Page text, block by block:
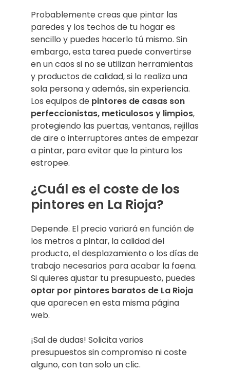
Probablemente creas que pintar las
paredes y los techos de tu hogar es
sencillo y puedes hacerlo tú mismo. Sin
embargo, esta tarea puede convertirse
en un caos si no se utilizan herramientas
y productos de calidad, si lo realiza una
sola persona y además, sin experiencia.
Los equipos de pintores de casas son
perfeccionistas, meticulosos y limpios,
protegiendo las puertas, ventanas, rejillas
de aire o interruptores antes de empezar
a pintar, para evitar que la pintura los
estropee.
¿Cuál es el coste de los
pintores en La Rioja?
Depende. El precio variará en función de
los metros a pintar, la calidad del
producto, el desplazamiento o los días de
trabajo necesarios para acabar la faena.
Si quieres ajustar tu presupuesto, puedes
optar por pintores baratos de La Rioja
que aparecen en esta misma página
web.
¡Sal de dudas! Solicita varios
presupuestos sin compromiso ni coste
alguno, con tan solo un clic.